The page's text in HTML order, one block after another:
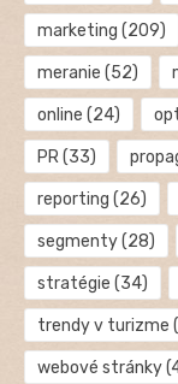
marketing (209)
meranie (52)
online (24)
PR(33)
reporting (26)
segmenty(28)
stratégie (34)
trendy v turizme
webové stránky